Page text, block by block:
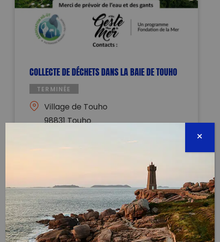
COLLECTE DE DÉCHETS DANS LA BAIE DE TOUHO
TERMINÉE
Village de Touho
98831 Touho
18 août 2022 - 08:00 à 14:00
Évènement proposé par :
Hô-üt